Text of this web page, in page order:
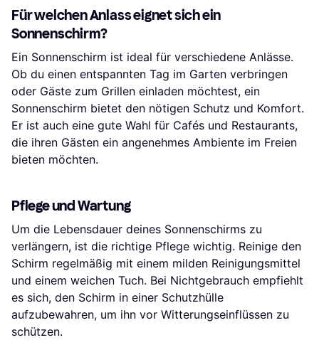
Für welchen Anlass eignet sich ein
Sonnenschirm?
Ein Sonnenschirm ist ideal für verschiedene Anlässe.
Ob du einen entspannten Tag im Garten verbringen
oder Gäste zum Grillen einladen möchtest, ein
Sonnenschirm bietet den nötigen Schutz und Komfort.
Er ist auch eine gute Wahl für Cafés und Restaurants,
die ihren Gästen ein angenehmes Ambiente im Freien
bieten möchten.
Pflege und Wartung
Um die Lebensdauer deines Sonnenschirms zu
verlängern, ist die richtige Pflege wichtig. Reinige den
Schirm regelmäßig mit einem milden Reinigungsmittel
und einem weichen Tuch. Bei Nichtgebrauch empfiehlt
es sich, den Schirm in einer Schutzhülle
aufzubewahren, um ihn vor Witterungseinflüssen zu
schützen.